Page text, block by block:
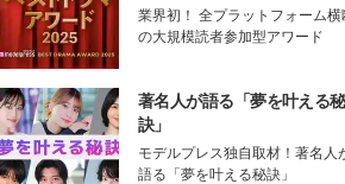
業界初！ 全プラットフォーム横
の大規模読者参加型アワード
著名人が語る「夢を叶える秘
訣」
モデルプレス独自取材！著名人
語る「夢を叶える秘訣」